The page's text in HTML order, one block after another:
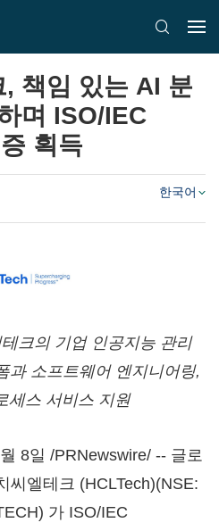
책임 있는 AI 분
며 ISO/IEC
획득
한국어
크의 기업 인공지능 관리
소프트웨어 엔지니어링,
세스 서비스 지원
8일 /PRNewswire/ -- 글로
씨엘테크 (HCLTech)(NSE:
가 ISO/IEC